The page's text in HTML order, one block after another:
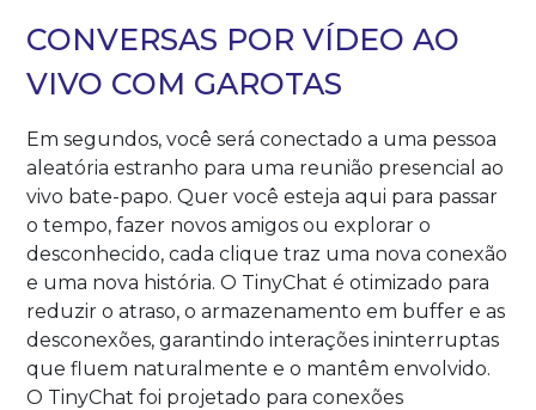
CONVERSAS POR VÍDEO AO
VIVO COM GAROTAS
Em segundos, você será conectado a uma pessoa
aleatória estranho para uma reunião presencial ao
vivo bate-papo. Quer você esteja aqui para passar
o tempo, fazer novos amigos ou explorar o
desconhecido, cada clique traz uma nova conexão
e uma nova história. O TinyChat é otimizado para
reduzir o atraso, o armazenamento em buffer e as
desconexões, garantindo interações ininterruptas
que fluem naturalmente e o mantêm envolvido.
O TinyChat foi projetado para conexões